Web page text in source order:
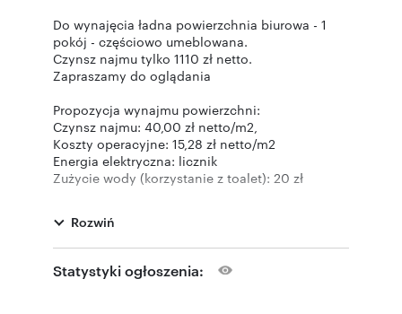
Do wynajęcia ładna powierzchnia biurowa - 1
pokój - częściowo umeblowana.
Czynsz najmu tylko 1110 zł netto.
Zapraszamy do oglądania
Propozycja wynajmu powierzchni:
Czynsz najmu: 40,00 zł netto/m2,
Koszty operacyjne: 15,28 zł netto/m2
Energia elektryczna: licznik
Zużycie wody (korzystanie z toalet): 20 zł
Łączna suma kosztów stałych (czynsz, koszty
operacyjne i ogrzewanie): 1110 zł netto/m-c.
Rozwiń
Statystyki ogłoszenia: